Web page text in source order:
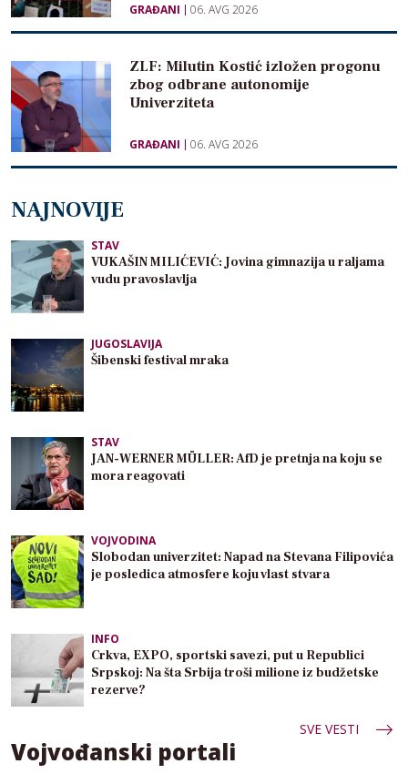
GRAĐANI 06. AVG 2026
ZLF: Milutin Kostić izložen progonu
zbog odbrane autonomije
Univerziteta
GRAĐANI 06. AVG 2026
NAJNOVIJE
STAV
VUKAŠIN MILIĆEVIĆ: Jovina gimnazija u raljama
vudu pravoslavlja
JUGOSLAVIJA
Šibenski festival mraka
STAV
JAN-WERNER MÜLLER: AfD je pretnja na koju se
mora reagovati
VOJVODINA
Slobodan univerzitet: Napad na Stevana Filipovića
je posledica atmosfere koju vlast stvara
INFO
Crkva, EXPO, sportski savezi, put u Republici
Srpskoj: Na šta Srbija troši milione iz budžetske
rezerve?
SVE VESTI
Vojvođanski portali